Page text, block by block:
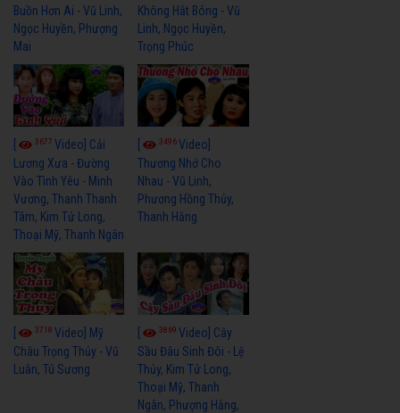
Buồn Hơn Ai - Vũ Linh,
Ngọc Huyền, Phượng
Mai
Không Hắt Bóng - Vũ
Linh, Ngọc Huyền,
Trọng Phúc
3677 Video] Cải
Lương Xưa - Đường
Vào Tình Yêu - Minh
Vương, Thanh Thanh
Tâm, Kim Tử Long,
Thoại Mỹ, Thanh Ngân
3496Video]
Thương Nhớ Cho
Nhau - Vũ Linh,
Phương Hồng Thủy,
Thanh Hằng
3718 Video] Mỹ
Châu Trọng Thủy - Vũ
Luân, Tú Sương
3869Video] Cây
Sầu Đâu Sinh Đôi - Lệ
Thủy, Kim Tử Long,
Thoại Mỹ, Thanh
Ngân, Phượng Hằng,